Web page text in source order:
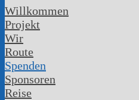
Willkommen
Projekt
Wir
Route
Spenden
Sponsoren
Reise